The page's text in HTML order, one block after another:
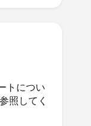
トについ
照してく